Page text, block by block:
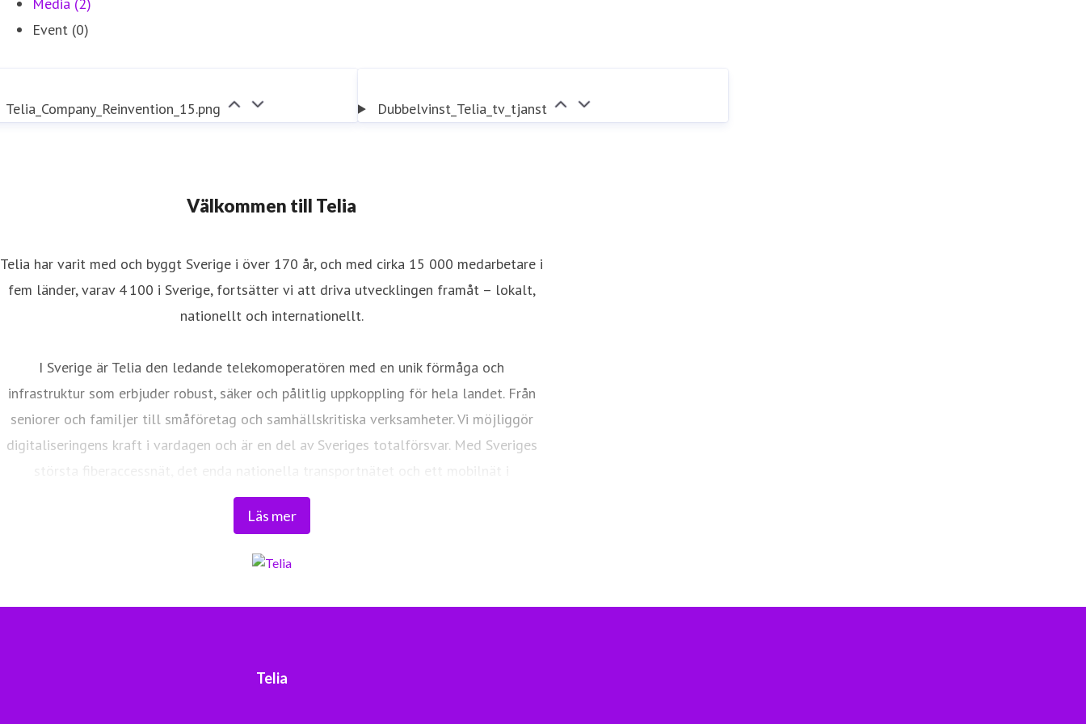
Event (0)
Telia_Company_Reinvention_15.png Dubbelvinst_Telia_tv_tjanst
Välkommen till Telia
Läs mer
Telia har varit med och byggt Sverige i över 170 år, och med cirka 15 000 medarbetare i
fem länder, varav 4 100 i Sverige, fortsätter vi att driva utvecklingen framåt – lokalt,
nationellt och internationellt.
I Sverige är Telia den ledande telekomoperatören med en unik förmåga och
infrastruktur som erbjuder robust, säker och pålitlig uppkoppling för hela landet. Från
seniorer och familjer till småföretag och samhällskritiska verksamheter. Vi möjliggör
digitaliseringens kraft i vardagen och är en del av Sveriges totalförsvar. Med Sveriges
största fiberaccessnät, det enda nationella transportnätet och ett mobilnät i
världsklass skapar vi en enklare, smartare och mer meningsfull vardag och framtid.
Telia